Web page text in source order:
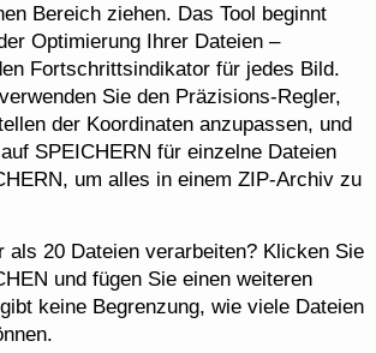
Bereich ziehen. Das Tool beginnt
Optimierung Ihrer Dateien –
Fortschrittsindikator für jedes Bild.
Sie den Präzisions-Regler,
der Koordinaten anzupassen, und
SPEICHERN für einzelne Dateien
um alles in einem ZIP-Archiv zu
als 20 Dateien verarbeiten? Klicken Sie
und fügen Sie einen weiteren
keine Begrenzung, wie viele Dateien